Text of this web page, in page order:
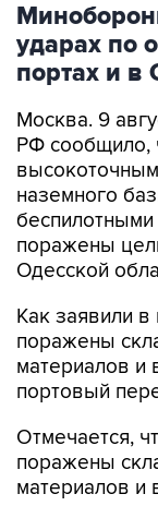
ударах по
портах и в
Москва. 9
РФ сообщило,
наземного
поражены
Одесской
Как заявили
поражены
материалов и
портовый
Отмечается,
поражены
материалов и